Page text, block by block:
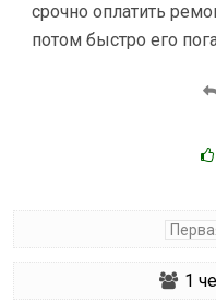
срочно оплатить
потом быстро его
1